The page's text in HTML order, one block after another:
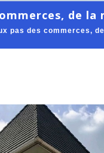
de la
pas des commerces,